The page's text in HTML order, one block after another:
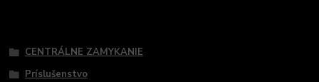
CENTRÁLNE ZAMYKANIE
Príslušenstvo